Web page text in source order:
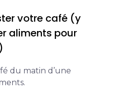
votre café (y
aliments pour
du matin d’une